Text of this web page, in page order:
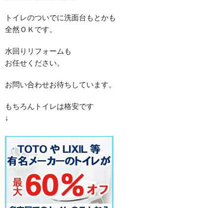
トイレのついでに洗面台もとかも
全然ＯＫです。
水回りリフォームも
お任せください。
お問い合わせお待ちしています。
もちろんトイレは格安です
↓